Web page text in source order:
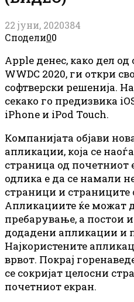
22 јуни, 2020384
Сподели00
Apple денес, како дел од
WWDC 2020, ги откри
софтверски решенија.
секако го предизвика
iPhone и iPod Touch.
Компанијата објави
апликации, која се
страница од почетниот
одлика е да се намали
страници и страниците
Апликациите ќе можат
пребарување, а постои
додадени апликации и
Најкористените
врвот. Покрај
се сокријат целосни
почетниот екран.